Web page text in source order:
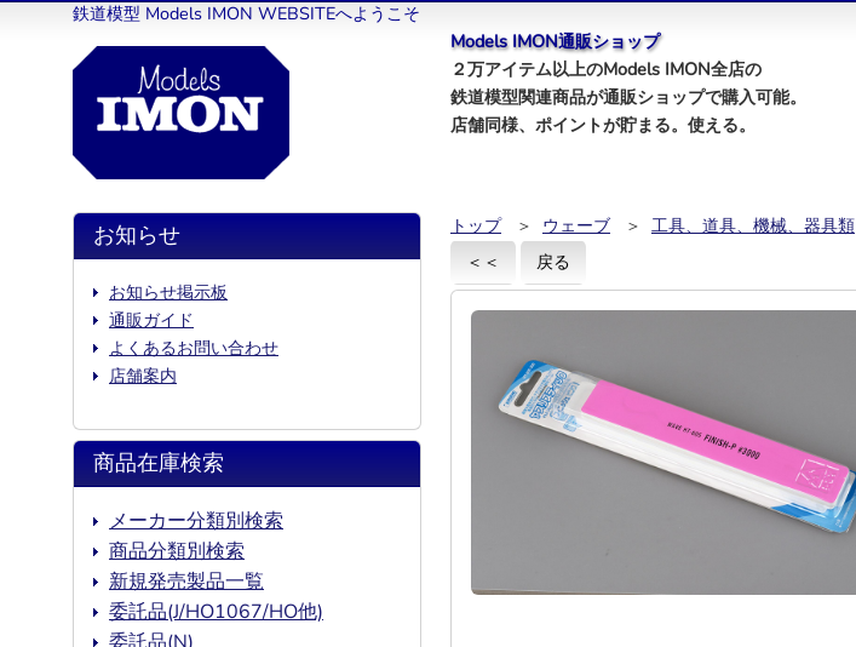
鉄道模型 Models IMON WEBSITEへようこそ
Models IMON通販ショップ
２万アイテム以上のModels IMON全店の
鉄道模型関連商品が通販ショップで購入可能。
店舗同様、ポイントが貯まる。使える。
トップ ＞ ウェーブ ＞ 工具、道具、機械、器具類
＜＜
戻る
お知らせ
お知らせ掲示板
通販ガイド
よくあるお問い合わせ
店舗案内
商品在庫検索
メーカー分類別検索
商品分類別検索
新規発売製品一覧
委託品(J/HO1067/HO他)